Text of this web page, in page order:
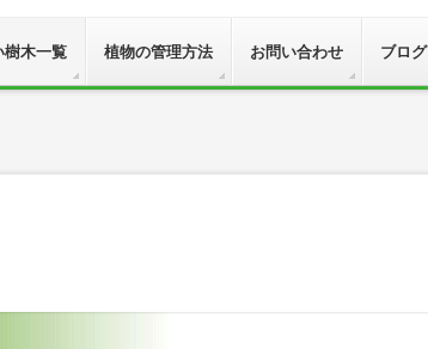
樹木一覧 植物の管理方法 お問い合わせ ブログ